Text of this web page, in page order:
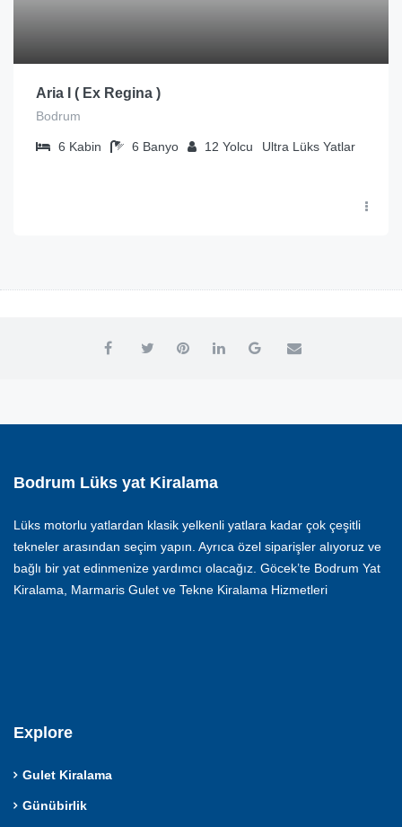
Aria I ( Ex Regina )
Bodrum
6 Kabin 6 Banyo 12 Yolcu Ultra Lüks Yatlar
Bodrum Lüks yat Kiralama
Lüks motorlu yatlardan klasik yelkenli yatlara kadar çok çeşitli
tekneler arasından seçim yapın. Ayrıca özel siparişler alıyoruz ve
bağlı bir yat edinmenize yardımcı olacağız. Göcek’te Bodrum Yat
Kiralama, Marmaris Gulet ve Tekne Kiralama Hizmetleri
Explore
Gulet Kiralama
Günübirlik